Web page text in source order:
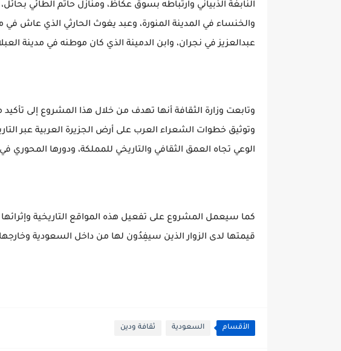
النابغة الذبياني وارتباطه بسوق عكاظ، ومنازل حاتم الطائي
والخنساء في المدينة المنورة، وعبد يغوث الحارثي الذي عاش في
عبدالعزيز في نجران، وابن الدمينة الذي كان موطنه في مدينة
وتابعت وزارة الثقافة أنها تهدف من خلال هذا المشروع إلى تأكيد
وتوثيق خطوات الشعراء العرب على أرض الجزيرة العربية عبر
الوعي تجاه العمق الثقافي والتاريخي للمملكة، ودورها المحوري
كما سيعمل المشروع على تفعيل هذه المواقع التاريخية
قيمتها لدى الزوار الذين سيفِدُون لها من داخل السعودية
الأقسام السعودية ثقافة ودين